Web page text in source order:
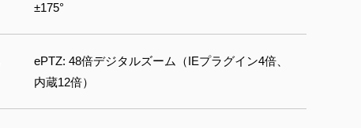
±175°
ePTZ: 48倍デジタルズーム（IEプラグイン4倍、
内蔵12倍）